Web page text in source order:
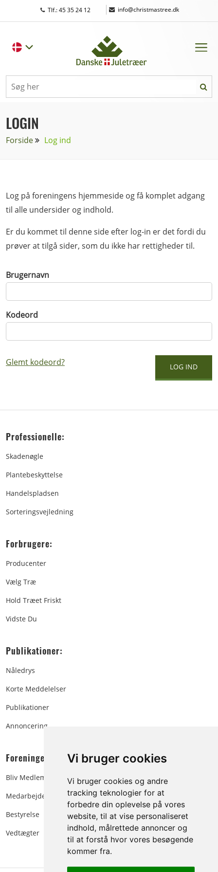
Vi bruger cookies
Vi bruger cookies og andre
tracking teknologier for at
forbedre din oplevelse på vores
website, til at vise personaliseret
indhold, målrettede annoncer og
til at forstå hvor vores besøgende
kommer fra.
Tlf.: 45 35 24 12 | info@christmastree.dk
LOGIN
Forside Log ind
Log på foreningens hjemmeside og få komplet adgang
til alle undersider og indhold.
Er du kommet til denne side efter log-in er det fordi du
prøver at tilgå sider, som du ikke har rettigheder til.
Brugernavn
Kodeord
Glemt kodeord?
Professionelle:
Skadenøgle
Plantebeskyttelse
Handelspladsen
Sorteringsvejledning
Forbrugere:
Producenter
Vælg Træ
Hold Træet Friskt
Vidste Du
Publikationer:
Nåledrys
Korte Meddelelser
Publikationer
Annoncering
Foreningen:
Bliv Medlem
Medarbejdere
Bestyrelse
Vedtægter